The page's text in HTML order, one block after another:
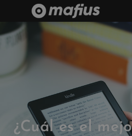
¿Cuál es el